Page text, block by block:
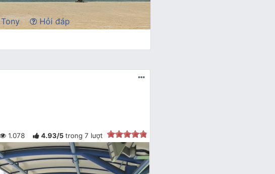
Hỏi đáp
1.078 4.93/5 trong 7 lượt